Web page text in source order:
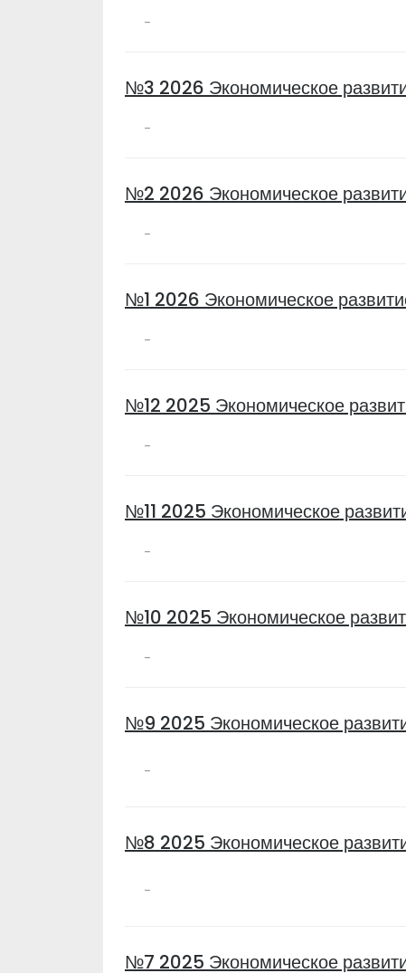
-
№3 2026 Экономическое
-
№2 2026 Экономическое
-
№1 2026 Экономическое
-
№12 2025 Экономическое
-
№11 2025 Экономическое
-
№10 2025 Экономическое
-
№9 2025 Экономическое
-
№8 2025 Экономическое
-
№7 2025 Экономическое